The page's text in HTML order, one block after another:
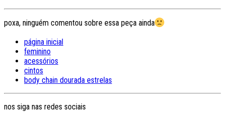
poxa, ninguém comentou sobre essa peça ainda
página inicial
feminino
acessórios
cintos
body chain dourada estrelas
nos siga nas redes sociais